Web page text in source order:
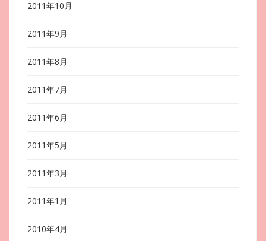
2011年10月
2011年9月
2011年8月
2011年7月
2011年6月
2011年5月
2011年3月
2011年1月
2010年4月